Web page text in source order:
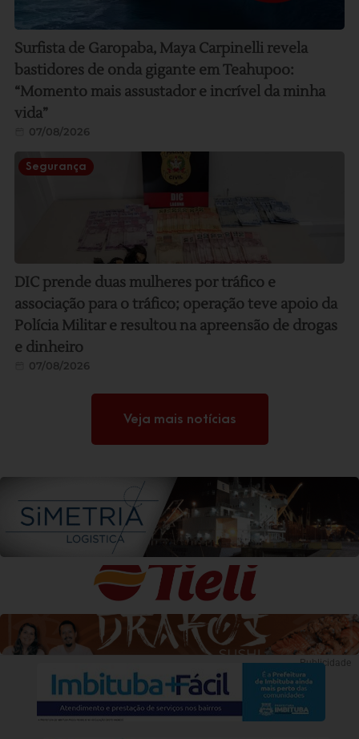
Surfista de Garopaba, Maya Carpinelli revela
bastidores de onda gigante em Teahupoo:
“Momento mais assustador e incrível da minha
vida”
07/08/2026
Segurança
DIC prende duas mulheres por tráfico e
associação para o tráfico; operação teve apoio da
Polícia Militar e resultou na apreensão de drogas
e dinheiro
07/08/2026
Veja mais notícias
Publicidade